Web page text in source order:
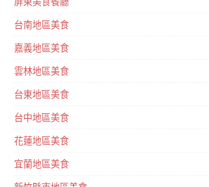
台南地區美食
嘉義地區美食
雲林地區美食
台東地區美食
台中地區美食
花蓮地區美食
宜蘭地區美食